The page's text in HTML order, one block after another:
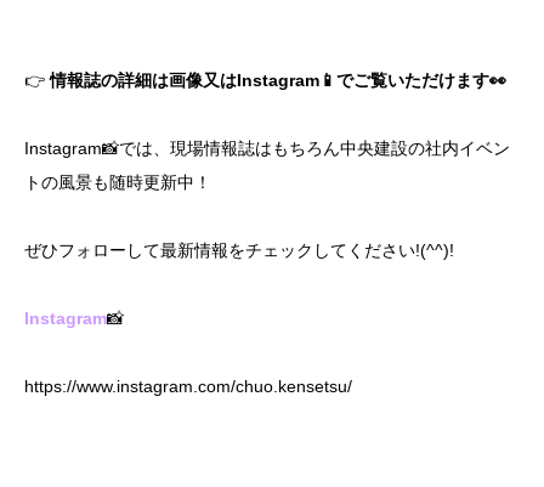
👉情報誌の詳細は画像又はInstagram📱でご覧いただけます👀
Instagram📸では、現場情報誌はもちろん中央建設の社内イベン
トの風景も随時更新中！
ぜひフォローして最新情報をチェックしてください!(^^)!
Instagram📸
https://www.instagram.com/chuo.kensetsu/